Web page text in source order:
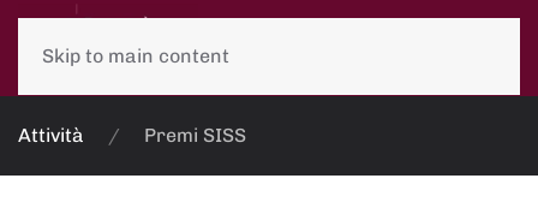
Skip to main content
Attività Premi SISS